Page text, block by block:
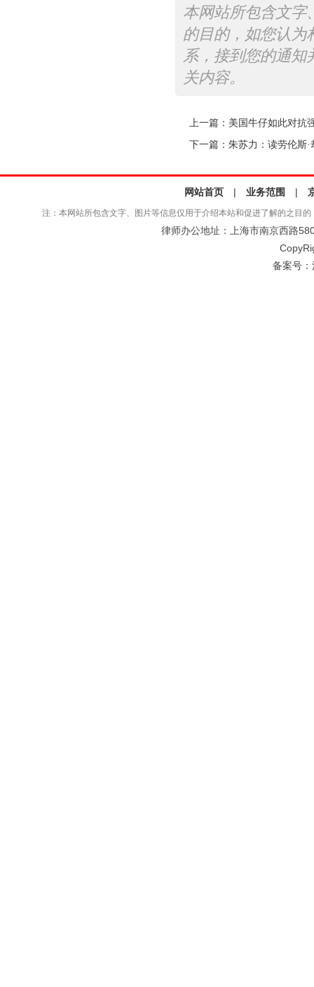
本网站所包含文字
的目的，如您认为
系，接到您的通知
关内容。
上一篇： 美国牛仔如此对抗
下一篇： 朱苏力：读劳伦斯
网站首页 | 业务范围 |
注：本网站所包含文字、图片等信息仅用于介绍本站和促进了解的之目
律师办公地址：上海市南京西路
备案号：